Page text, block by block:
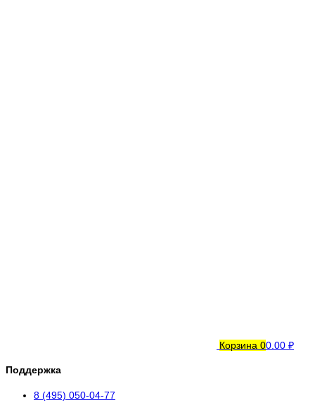
Корзина 00.00 ₽
Поддержка
8 (495) 050-04-77